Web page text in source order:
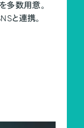
多数用意。
と連携。